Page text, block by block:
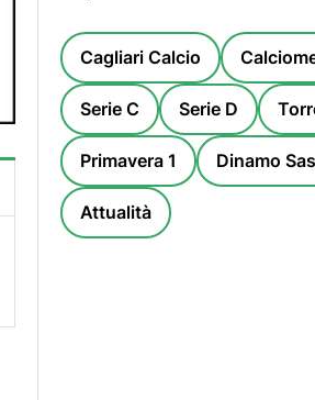
Cagliari Calcio
Serie C Serie D
Primavera 1 Dinamo
Attualità